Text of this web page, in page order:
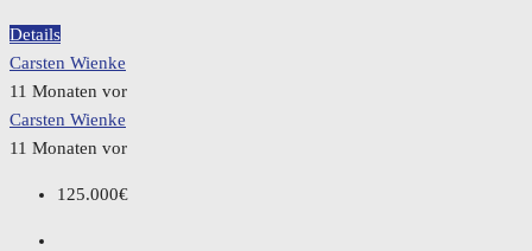
Details
Carsten Wienke
11 Monaten vor
Carsten Wienke
11 Monaten vor
125.000€